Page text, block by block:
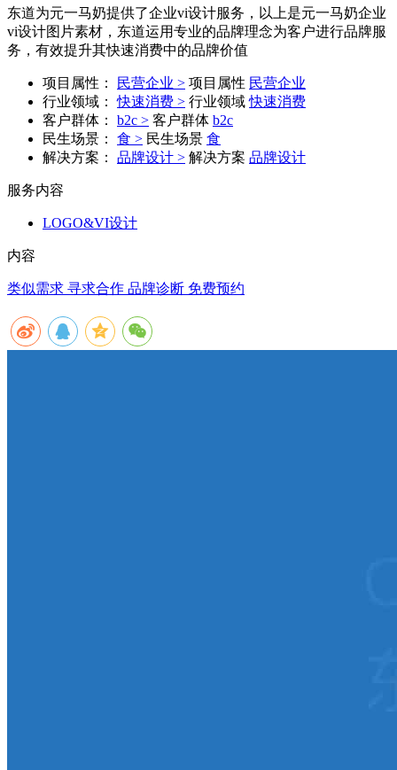
东道为元一马奶提供了企业vi设计服务，以上是元一马奶企业
vi设计图片素材，东道运用专业的品牌理念为客户进行品牌服
务，有效提升其快速消费中的品牌价值
项目属性： 民营企业 > 项目属性 民营企业
行业领域：
快速消费 > 行业领域 快速消费
客户群体：
b2c > 客户群体 b2c
民生场景：
食 > 民生场景 食
解决方案：
品牌设计 > 解决方案 品牌设计
服务内容
LOGO&VI设计
内容
类似需求 寻求合作 品牌诊断 免费预约